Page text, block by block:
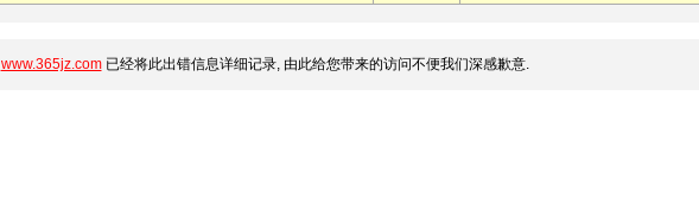
www.365jz.com已经将此出错信息详细记录, 由此给您带来的访问不便我们深感歉意.